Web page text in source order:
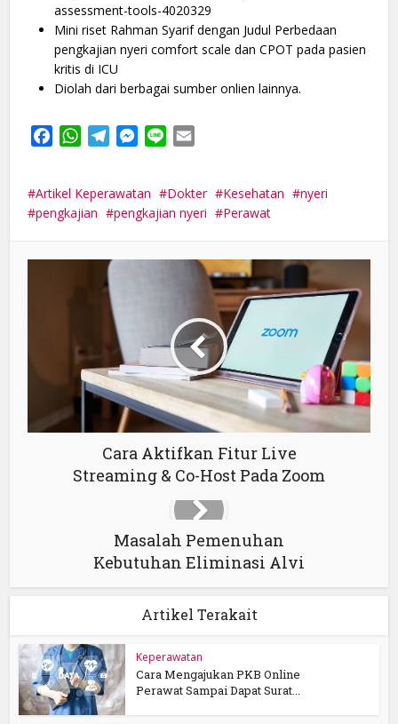
assessment-tools-4020329
Mini riset Rahman Syarif dengan Judul Perbedaan
pengkajian nyeri comfort scale dan CPOT pada pasien
kritis di ICU
Diolah dari berbagai sumber onlien lainnya.
FacebookWhatsApp
TelegramMessenger
Line
Artikel Keperawatan Dokter Kesehatan
nyeri
pengkajian
pengkajian nyeri Perawat
Cara Aktifkan Fitur Live
Streaming & Co-Host Pada Zoom
Masalah Pemenuhan
Kebutuhan Eliminasi Alvi
Artikel Terakait
Keperawatan
Cara Mengajukan PKB Online
Perawat Sampai Dapat Surat...